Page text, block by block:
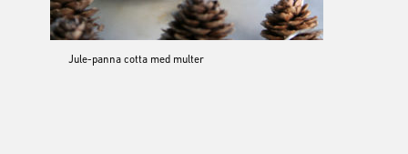
Jule-panna cotta med multer